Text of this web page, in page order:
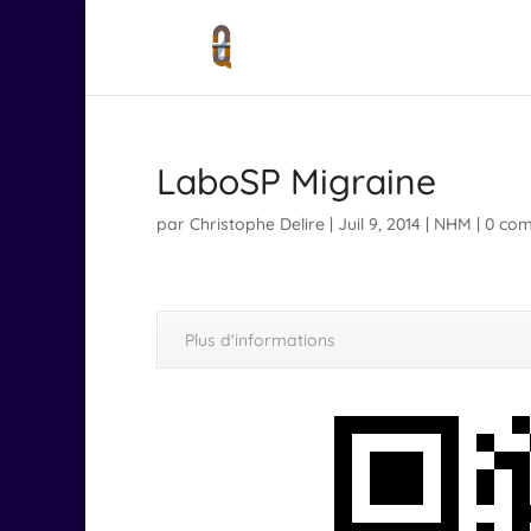
LaboSP Migraine
par Christophe Delire | Juil 9, 2014 | NHM | 0
Plus d'informations